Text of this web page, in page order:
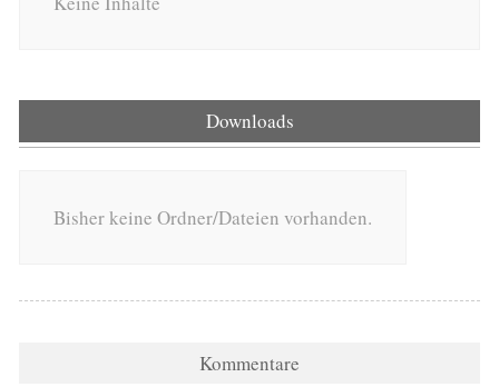
Downloads
Bisher keine Ordner/Dateien vorhanden.
Kommentare